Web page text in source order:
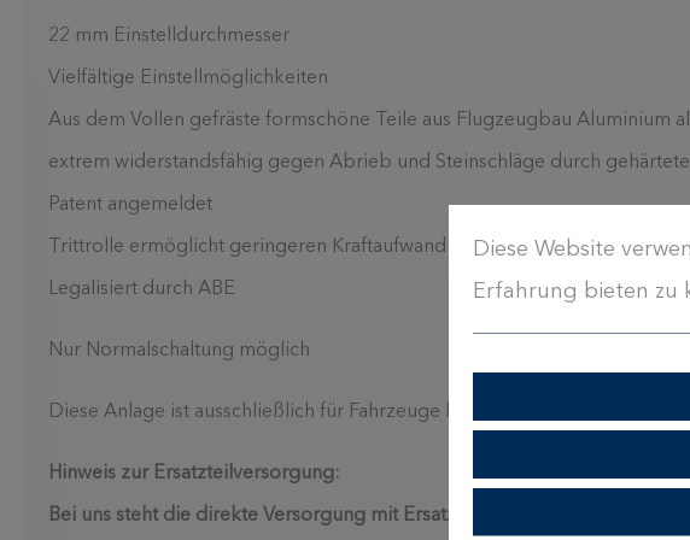
22 mm Einstelldurchmesser
Vielfältige Einstellmöglichkeiten
Aus dem Vollen gefräste formschöne Teile aus Flugzeugbau Aluminium
extrem widerstandsfähig gegen Abrieb und Steinschläge durch
Patent angemeldet
Trittrolle ermöglicht geringeren Kraftaufwand für Schaltung
Legalisiert durch ABE
Nur Normalschaltung möglich
Diese Anlage ist ausschließlich für Fahrzeuge bis Euro 3 verwendbar
Hinweis zur Ersatzteilversorgung:
Bei uns steht die direkte Versorgung mit Ersatzteilen mit an erster
Diese Website
Erfahrung bieten zu